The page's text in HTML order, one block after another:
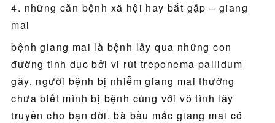
4. những căn bệnh xã hội hay bắt gặp – giang
mai
bệnh giang mai là bệnh lây qua những con
đường tình dục bởi vi rút treponema pallidum
gây. người bệnh bị nhiễm giang mai thường
chưa biết mình bị bệnh cùng với vô tình lây
truyền cho bạn đời. bà bầu mắc giang mai có